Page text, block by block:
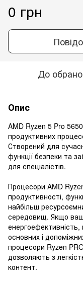
0 грн
До
Опис
AMD Ryzen 5 Pro
продуктивних
Створений для
функції безпеки та
для спеціалістів.
Процесори AMD
продуктивності,
найбільш
середовищ. Якщо
основних і
процесори Ryzen
дозволяють з
контент.